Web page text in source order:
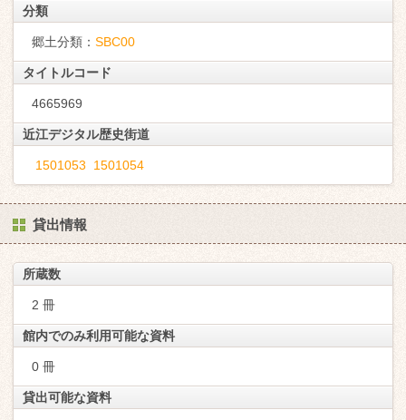
分類
郷土分類： SBC00
タイトルコード
4665969
近江デジタル歴史街道
1501053 1501054
貸出情報
所蔵数
2 冊
館内でのみ利用可能な資料
0 冊
貸出可能な資料